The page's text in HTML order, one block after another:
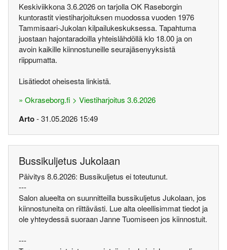
Keskiviikkona 3.6.2026 on tarjolla OK Raseborgin
kuntorastit viestiharjoituksen muodossa vuoden 1976
Tammisaari-Jukolan kilpailukeskuksessa. Tapahtuma
juostaan hajontaradoilla yhteislähdöllä klo 18.00 ja on
avoin kaikille kiinnostuneille seurajäsenyyksistä
riippumatta.
Lisätiedot oheisesta linkistä.
» Okraseborg.fi > Viestiharjoitus 3.6.2026
Arto- 31.05.2026 15:49
Bussikuljetus Jukolaan
Päivitys 8.6.2026: Bussikuljetus ei toteutunut.
---
Salon alueelta on suunnitteilla bussikuljetus Jukolaan, jos
kiinnostuneita on riittävästi. Lue alta oleellisimmat tiedot ja
ole yhteydessä suoraan Janne Tuomiseen jos kiinnostuit.
---